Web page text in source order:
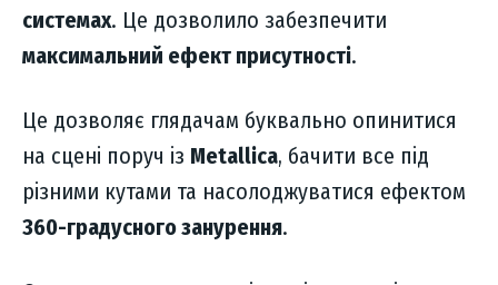
системах. Це дозволило забезпечити
максимальний ефект присутності.
Це дозволяє глядачам буквально опинитися
на сцені поруч із Metallica, бачити все під
різними кутами та насолоджуватися ефектом
360-градусного занурення.